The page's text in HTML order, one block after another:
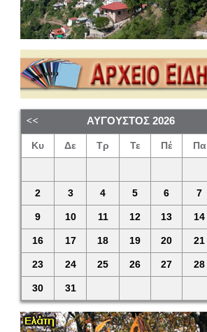
ΑΎΓΟΥΣΤΟΣ 2026
Κυ Δε Τρ Τε Πέ Πα
2 3 4 5 6 7
9 10 11 12 13 14
16 17 18 19 20 21
23 24 25 26 27 28
30 31